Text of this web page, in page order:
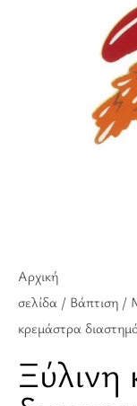
Αρχική
σελίδα / Βάπτιση /
κρεμάστρα
Ξύλινη